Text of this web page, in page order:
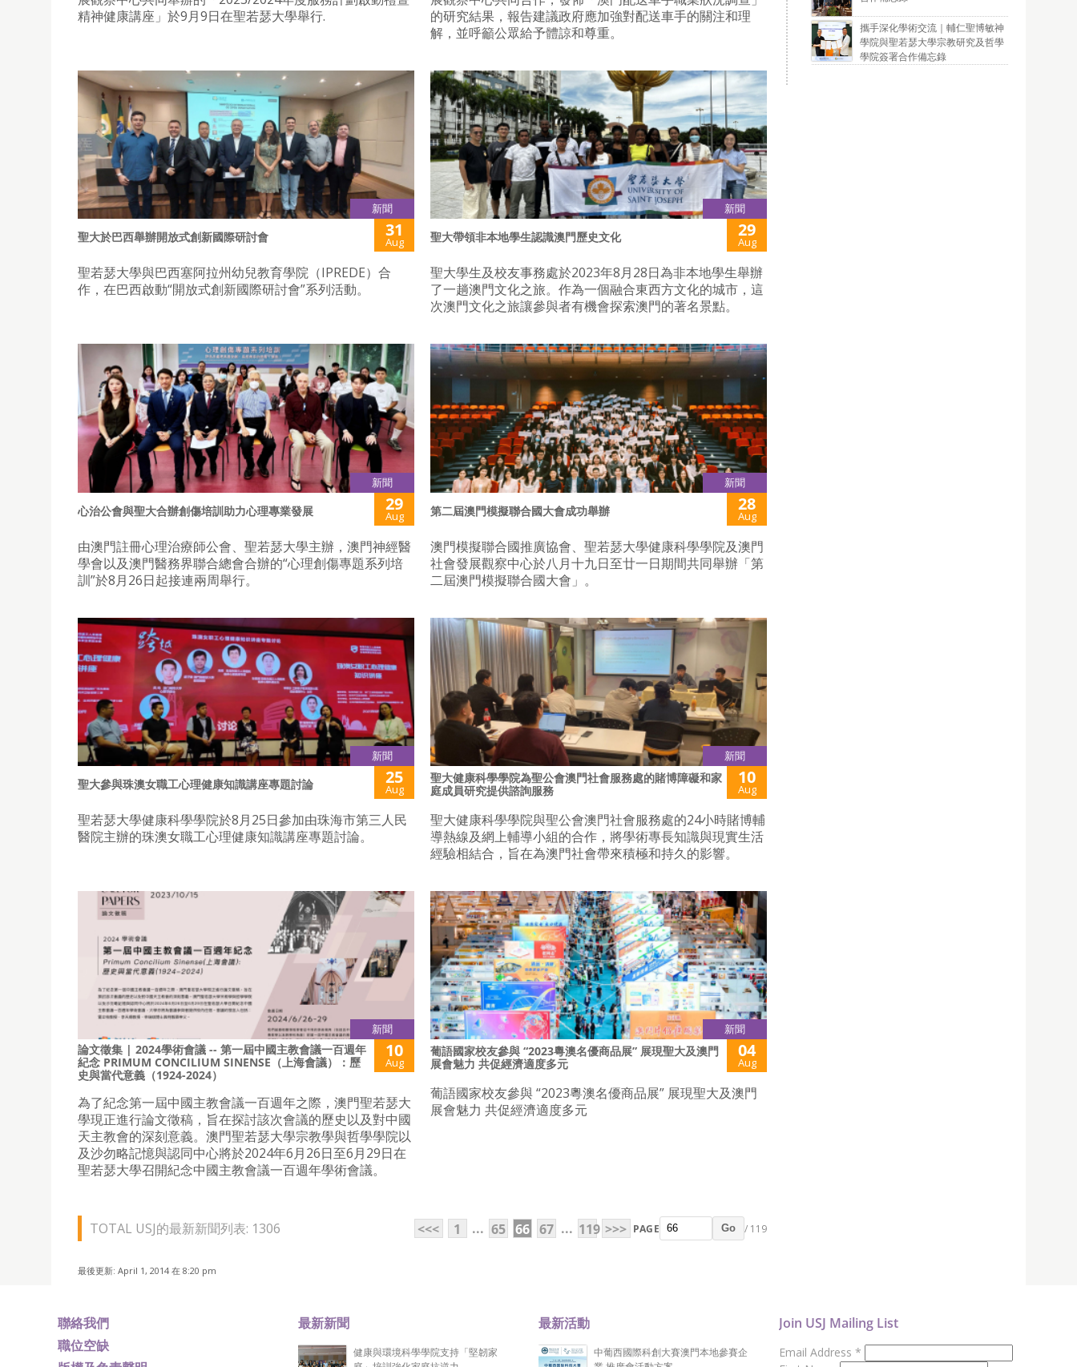
精神健康講座」於9月9日在聖若瑟大學舉行.
的研究結果，報告建議政府應加強對配送車手的關注和理
解，並呼籲公眾給予體諒和尊重。
新聞
聖大於巴西舉辦開放式創新國際研討會 31
Aug
聖若瑟大學與巴西塞阿拉州幼兒教育學院（IPREDE）合
作，在巴西啟動“開放式創新國際研討會”系列活動。
新聞
聖大帶領非本地學生認識澳門歷史文化 29
Aug
聖大學生及校友事務處於2023年8月28日為非本地學生舉辦
了一趟澳門文化之旅。作為一個融合東西方文化的城市，這
次澳門文化之旅讓參與者有機會探索澳門的著名景點。
新聞
心治公會與聖大合辦創傷培訓助力心理專業發展 29
Aug
由澳門註冊心理治療師公會、聖若瑟大學主辦，澳門神經醫
學會以及澳門醫務界聯合總會合辦的“心理創傷專題系列培
訓”於8月26日起接連兩周舉行。
新聞
第二屆澳門模擬聯合國大會成功舉辦 28
Aug
澳門模擬聯合國推廣協會、聖若瑟大學健康科學學院及澳門
社會發展觀察中心於八月十九日至廿一日期間共同舉辦「第
二屆澳門模擬聯合國大會」。
新聞
聖大參與珠澳女職工心理健康知識講座專題討論 25
Aug
聖若瑟大學健康科學學院於8月25日參加由珠海市第三人民
醫院主辦的珠澳女職工心理健康知識講座專題討論。
新聞
聖大健康科學學院為聖公會澳門社會服務處的賭博障礙和家
庭成員研究提供諮詢服務
10
Aug
聖大健康科學學院與聖公會澳門社會服務處的24小時賭博輔
導熱線及網上輔導小組的合作，將學術專長知識與現實生活
經驗相結合，旨在為澳門社會帶來積極和持久的影響。
新聞
論文徵集 | 2024學術會議 -- 第一屆中國主教會議一百週年
紀念 PRIMUM CONCILIUM SINENSE（上海會議）：歷
史與當代意義（1924-2024）
10
Aug
為了紀念第一屆中國主教會議一百週年之際，澳門聖若瑟大
學現正進行論文徵稿，旨在探討該次會議的歷史以及對中國
天主教會的深刻意義。澳門聖若瑟大學宗教學與哲學學院以
及沙勿略記憶與認同中心將於2024年6月26日至6月29日在
聖若瑟大學召開紀念中國主教會議一百週年學術會議。
新聞
葡語國家校友參與 “2023粵澳名優商品展” 展現聖大及澳門
展會魅力 共促經濟適度多元
04
Aug
葡語國家校友參與 “2023粵澳名優商品展” 展現聖大及澳門
展會魅力 共促經濟適度多元
TOTAL USJ的最新新聞列表: 1306 <<< 1 ... 65 66 67 ... 119 >>> PAGE Go / 119
最後更新: April 1, 2014 在 8:20 pm
攜手深化學術交流｜輔仁聖博敏神
學院與聖若瑟大學宗教研究及哲學
學院簽署合作備忘錄
聯絡我們
職位空缺
最新新聞
健康與環境科學學院支持「堅韌家
最新活動
中葡西國際科創大賽澳門本地參賽企
Join USJ Mailing List
Email Address *